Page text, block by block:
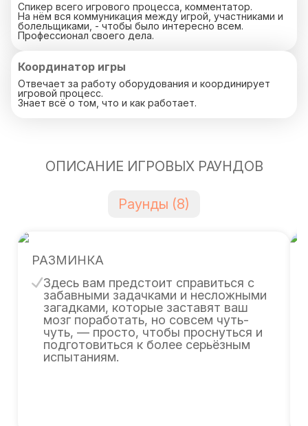
Спикер всего игрового процесса, комментатор.
На нём вся коммуникация между игрой, участниками и
болельщиками, - чтобы было интересно всем.
Профессионал своего дела.
Координатор игры
Отвечает за работу оборудования и координирует
игровой процесс.
Знает всё о том, что и как работает.
ОПИСАНИЕ ИГРОВЫХ РАУНДОВ
Раунды (8)
РАЗМИНКА
Здесь вам предстоит справиться с
забавными задачками и несложными
загадками, которые заставят ваш
мозг поработать, но совсем чуть-
чуть, — просто, чтобы проснуться и
подготовиться к более серьёзным
испытаниям.